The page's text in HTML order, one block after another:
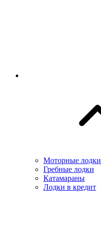
Моторные лодки
Гребные лодки
Катамараны
Лодки в кредит